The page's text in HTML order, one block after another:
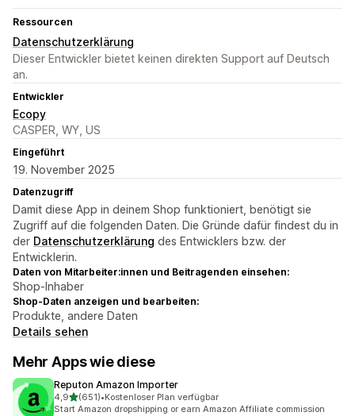
Ressourcen
Datenschutzerklärung
Dieser Entwickler bietet keinen direkten Support auf Deutsch
an.
Entwickler
Ecopy
CASPER, WY, US
Eingeführt
19. November 2025
Datenzugriff
Damit diese App in deinem Shop funktioniert, benötigt sie
Zugriff auf die folgenden Daten. Die Gründe dafür findest du in
der Datenschutzerklärung des Entwicklers bzw. der
Entwicklerin.
Daten von Mitarbeiter:innen und Beitragenden einsehen:
Shop-Inhaber
Shop-Daten anzeigen und bearbeiten:
Produkte, andere Daten
Details sehen
Mehr Apps wie diese
Reputon Amazon Importer
4,9von 5 Sternen
(651)
651 Rezensionen insgesamt
•Kostenloser Plan verfügbar
Start Amazon dropshipping or earn Amazon Affiliate commission